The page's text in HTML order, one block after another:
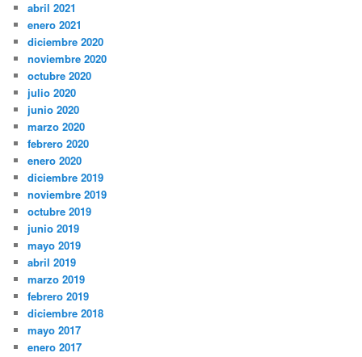
abril 2021
enero 2021
diciembre 2020
noviembre 2020
octubre 2020
julio 2020
junio 2020
marzo 2020
febrero 2020
enero 2020
diciembre 2019
noviembre 2019
octubre 2019
junio 2019
mayo 2019
abril 2019
marzo 2019
febrero 2019
diciembre 2018
mayo 2017
enero 2017